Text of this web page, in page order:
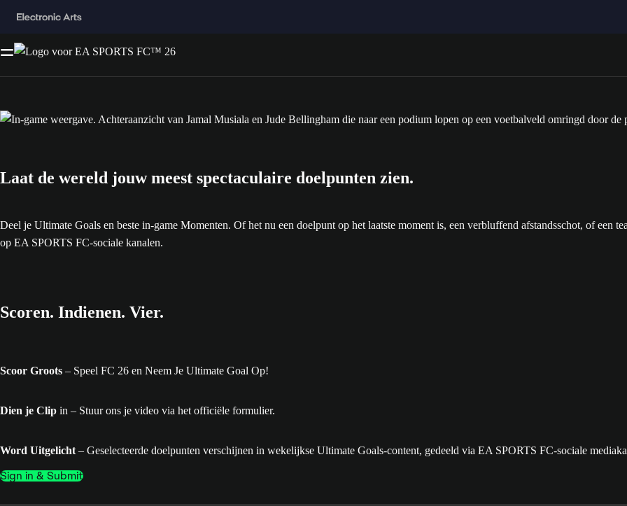
Laat de wereld jouw meest spectaculaire doelpunten zien.
Deel je Ultimate Goals en beste in-game Momenten. Of het nu een doelpunt op het laatste moment is, een verbluffend afstandsschot, of een
op EA SPORTS FC-sociale kanalen.
Scoren. Indienen. Vier.
Scoor Groots – Speel FC 26 en Neem Je Ultimate Goal Op!
Dien je Clip in – Stuur ons je video via het officiële formulier.
Word Uitgelicht – Geselecteerde doelpunten verschijnen in wekelijkse Ultimate Goals-content, gedeeld via EA SPORTS FC-sociale
Sign in & Submit